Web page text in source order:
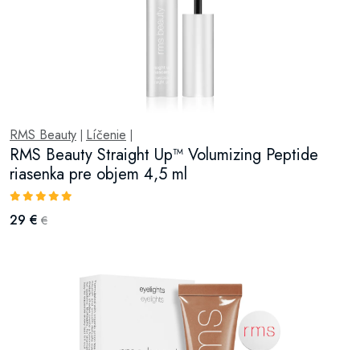
RMS Beauty Líčenie
RMS Beauty Straight Up™ Volumizing Peptide
riasenka pre objem 4,5 ml
29 € €